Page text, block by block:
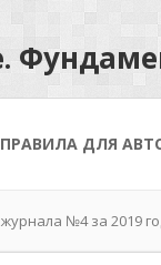
ПРАВИЛА ДЛЯ
№4 за 2019